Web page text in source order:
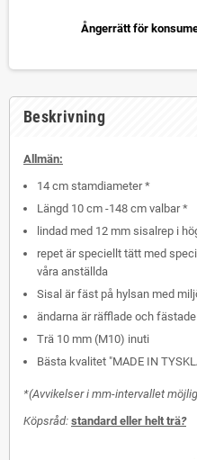
Ångerrätt för
Beskrivning
Allmän:
14 cm stamdiameter *
Längd 10 cm -148 cm valbar *
lindad med 12 mm sisalrep i
repet är speciellt tätt med
våra anställda
Sisal är fäst på hylsan med
ändarna är räfflade och fästade
Trä 10 mm (M10) inuti
Bästa kvalitet "MADE IN
*(Avvikelser i mm-intervallet
Köpsråd: standard eller helt trä?